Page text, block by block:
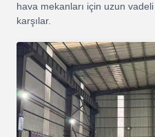
hava mekanları için uzun
karşılar.